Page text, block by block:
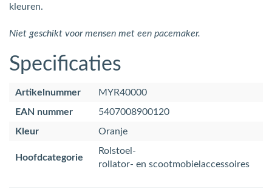
kleuren.
Niet geschikt voor mensen met een pacemaker.
Specificaties
Artikelnummer
MYR40000
EAN nummer
5407008900120
Kleur
Oranje
Hoofdcategorie
Rolstoel-
rollator- en scootmobielaccessoires